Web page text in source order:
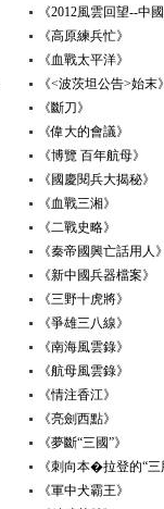
《2012風雲回望--中
《高原練兵忙》
《血戰太平洋》
《<波茨坦公告>始末》
《斷刀》
《偉大的會議》
《博覽 百年航母》
《國慶閱兵大揭秘》
《血戰三湘》
《二戰史略》
《秦帝國興亡話用人》
《新中國兵器檔案》
《三野十虎將》
《爭雄三八線》
《南海風雲錄》
《航母風雲錄》
《情注香江》
《亮劍西點》
《夢斷“三國”》
《刺向本�拉登的“三
《軍中犬霸王》